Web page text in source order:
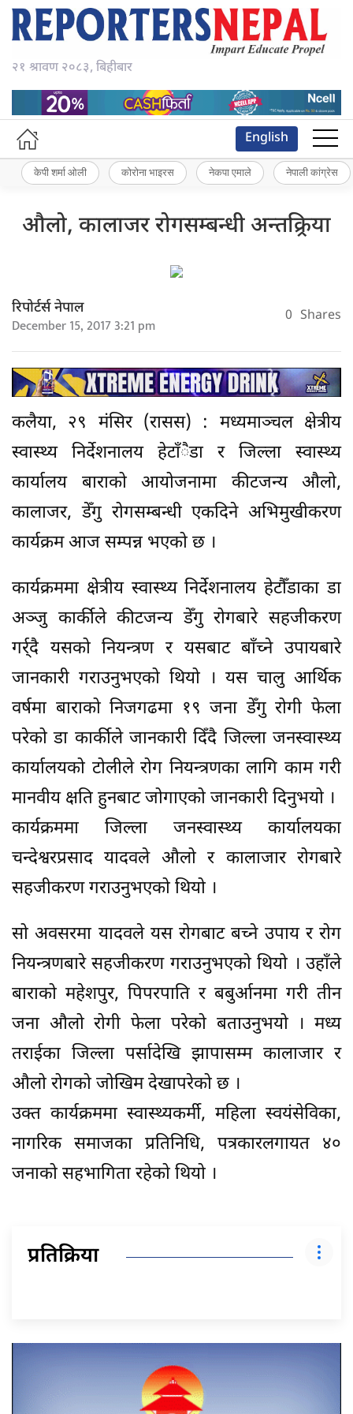
२१ श्रावण २०८३, बिहीबार
English
केपी शर्मा ओली कोरोना भाइरस नेकपा एमाले नेपाली कांग्रेस
औलो, कालाजर रोगसम्बन्धी अन्तक्र्रिया
रिपोर्टर्स नेपाल
December 15, 2017 3:21 pm 0 Shares
कलैया, २९ मंसिर (रासस) : मध्यमाञ्चल क्षेत्रीय
स्वास्थ्य निर्देशनालय हेटाँैडा र जिल्ला स्वास्थ्य
कार्यालय बाराको आयोजनामा कीटजन्य औलो,
कालाजर, डेँगु रोगसम्बन्धी एकदिने अभिमुखीकरण
कार्यक्रम आज सम्पन्न भएको छ ।
कार्यक्रममा क्षेत्रीय स्वास्थ्य निर्देशनालय हेटौँडाका डा
अञ्जु कार्कीले कीटजन्य डेँगु रोगबारे सहजीकरण
गर्र्दै यसको नियन्त्रण र यसबाट बाँच्ने उपायबारे
जानकारी गराउनुभएको थियो । यस चालु आर्थिक
वर्षमा बाराको निजगढमा १९ जना डेँगु रोगी फेला
परेको डा कार्कीले जानकारी दिँदै जिल्ला जनस्वास्थ्य
कार्यालयको टोलीले रोग नियन्त्रणका लागि काम गरी
मानवीय क्षति हुनबाट जोगाएको जानकारी दिनुभयो ।
कार्यक्रममा जिल्ला जनस्वास्थ्य कार्यालयका
चन्देश्वरप्रसाद यादवले औलो र कालाजार रोगबारे
सहजीकरण गराउनुभएको थियो ।
सो अवसरमा यादवले यस रोगबाट बच्ने उपाय र रोग
नियन्त्रणबारे सहजीकरण गराउनुभएको थियो । उहाँले
बाराको महेशपुर, पिपरपाति र बबुर्आनमा गरी तीन
जना औलो रोगी फेला परेको बताउनुभयो । मध्य
तराईका जिल्ला पर्सादेखि झापासम्म कालाजार र
औलो रोगको जोखिम देखापरेको छ ।
उक्त कार्यक्रममा स्वास्थ्यकर्मी, महिला स्वयंसेविका,
नागरिक समाजका प्रतिनिधि, पत्रकारलगायत ४०
जनाको सहभागिता रहेको थियो ।
प्रतिक्रिया